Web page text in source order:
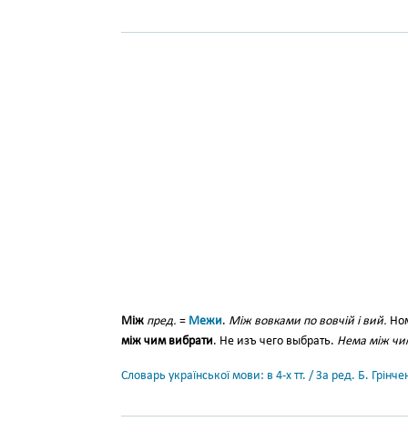
Між пред. = Межи. Між вовками по вовчій і вий.
між чим вибрати. Не изъ чего выбрать. Нема між
Словарь української мови: в 4-х тт. / За ред. Б.